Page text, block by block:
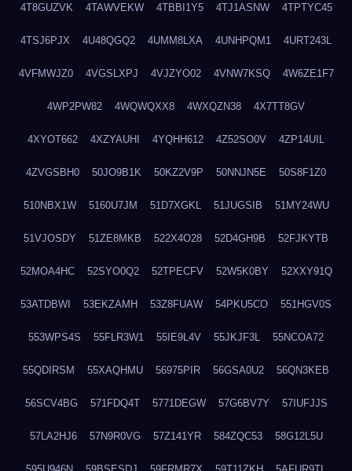
4T8GUZVK 4TAWVEKW 4TBBI1Y5 4TJ1ASNW 4TPTYC45
4TSJ6PJX 4U48QGQ2 4UMM8LXA 4UNHPQM1 4URT243L
4VFMWJZ0 4VGSLXPJ 4VJZYO02 4VNW7KSQ 4W6ZE1F7
4WP2PW82 4WQWQXX8 4WXQZN38 4X7TT8GV
4XYOT662 4XZYAUHI 4YQHH612 4Z52SO0V 4ZP14UIL
4ZVGSBH0 50JO9B1K 50KZ2V9P 50NNJN5E 50S8F1Z0
510NBX1W 5160U7JM 51D7XGKL 51JUGSIB 51MY24WU
51VJOSDY 51ZE8MKB 522X4O28 52D4GH9B 52FJKYTB
52MOA4HC 52SYO0Q2 52TPECFV 52W5K0BY 52XXY91Q
53ATDBWI 53EKZAMH 53Z8FUAW 54PKU5CO 551HGV0S
553WPS4S 55FLR3W1 55IE9L4V 55JKJF3L 55NCOA72
55QDIRSM 55XAQHMU 56975PIR 56GSA0U2 56QN3KEB
56SCV4BG 571FDQ4T 5771DEGW 57G6BV7Y 57IUFJJS
57LA2HJ6 57N9R0VG 57Z141YR 584ZQC53 58G12L5U